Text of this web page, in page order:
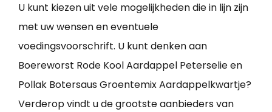
U kunt kiezen uit vele mogelijkheden die in lijn zijn
met uw wensen en eventuele
voedingsvoorschrift. U kunt denken aan
Boereworst Rode Kool Aardappel Peterselie en
Pollak Botersaus Groentemix Aardappelkwartje?
Verderop vindt u de grootste aanbieders van